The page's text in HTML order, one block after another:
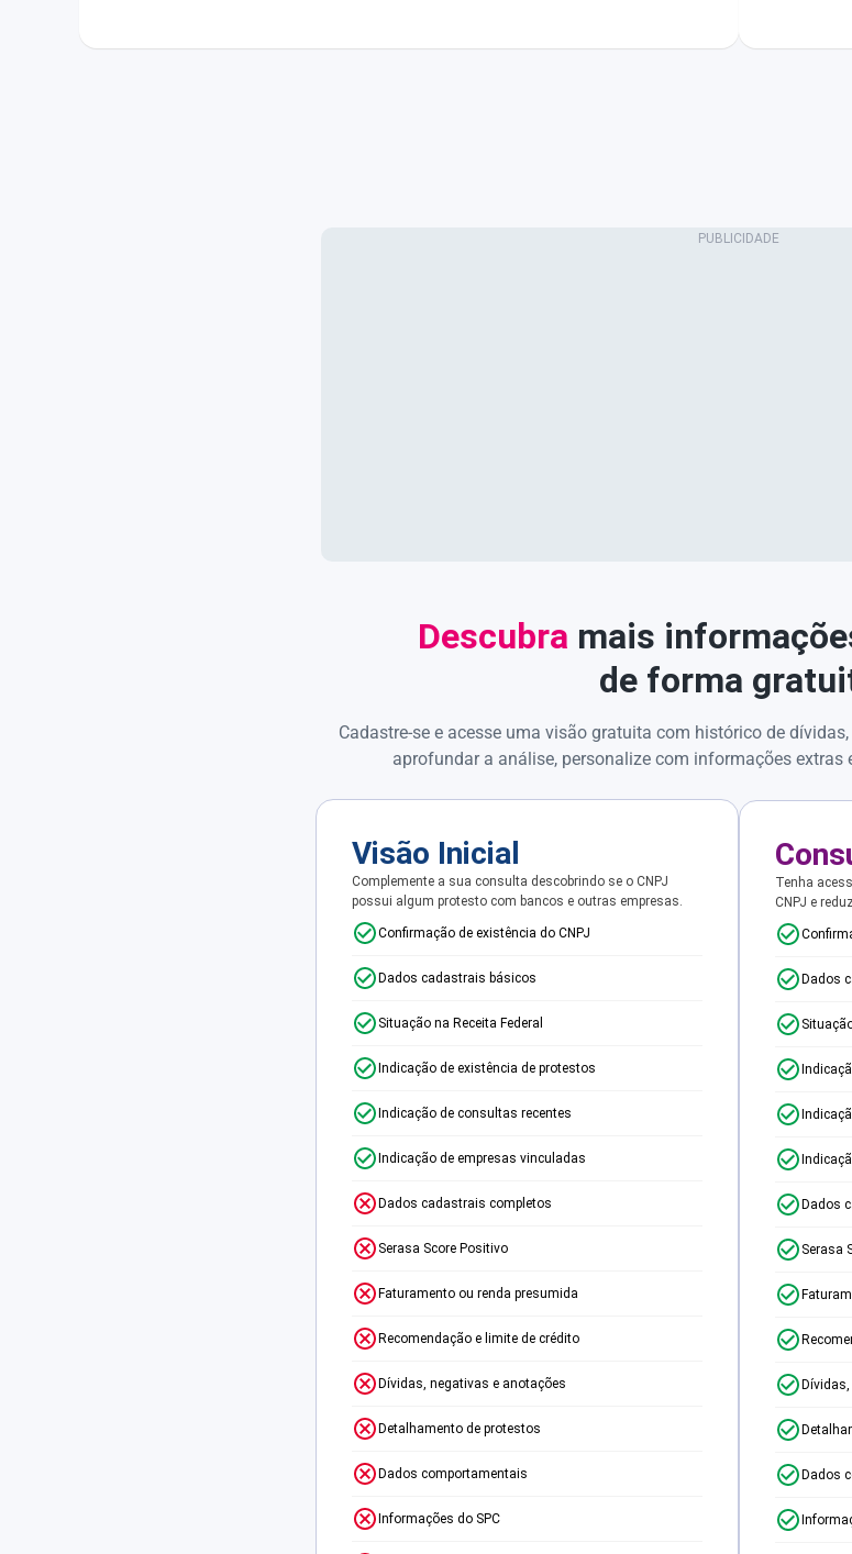
Descubra mais
de forma
Cadastre-se e acesse uma visão gratuita com histórico de
aprofundar a análise, personalize com informações
Visão Inicial
Complemente a sua consulta descobrindo se o CNPJ
possui algum protesto com bancos e outras empresas.
Confirmação de existência do CNPJ
Dados cadastrais básicos
Situação na Receita Federal
Indicação de existência de protestos
Indicação de consultas recentes
Indicação de empresas vinculadas
Dados cadastrais completos
Serasa Score Positivo
Faturamento ou renda presumida
Recomendação e limite de crédito
Dívidas, negativas e anotações
Detalhamento de protestos
Dados comportamentais
Informações do SPC
Tenha
CNPJ e
Dados
Dados
Serasa
Dados